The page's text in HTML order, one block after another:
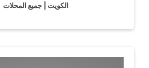
الكويت | جميع المحلات